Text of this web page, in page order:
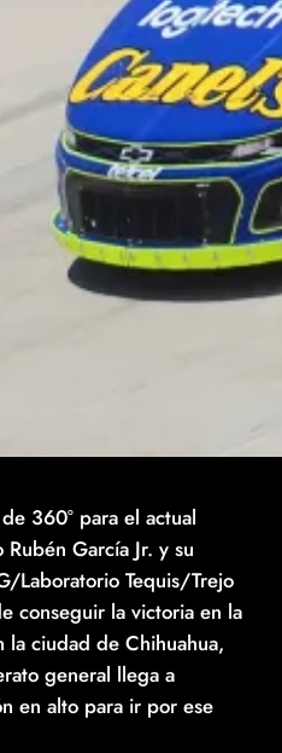
360° para el actual
García Jr. y su
Laboratorio Tequis/Trejo
conseguir la victoria en la
la ciudad de Chihuahua,
general llega a
en alto para ir por ese